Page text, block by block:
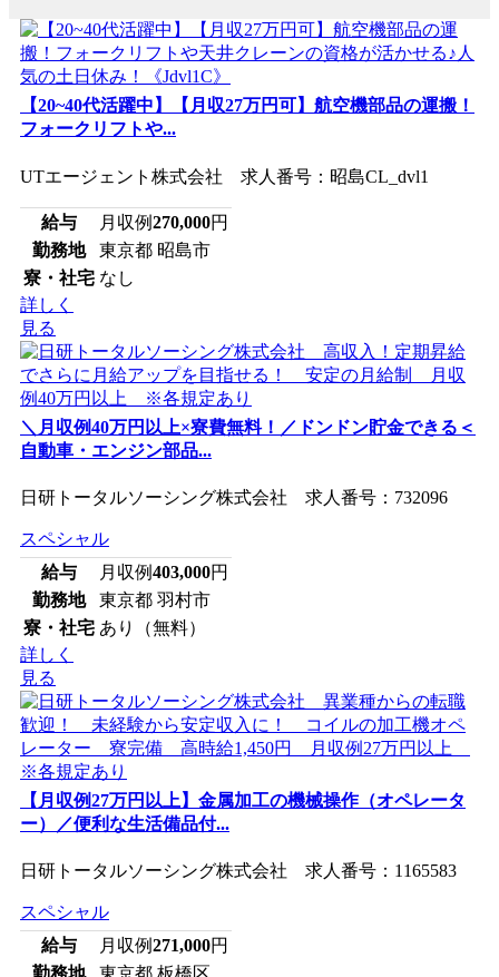
【20~40代活躍中】【月収27万円可】航空機部品の運搬！
フォークリフトや...
UTエージェント株式会社 求人番号：昭島CL_dvl1
給与 月収例270,000円
勤務地
東京都 昭島市
寮・社宅 なし
詳しく
見る
＼月収例40万円以上×寮費無料！／ドンドン貯金できる＜
自動車・エンジン部品...
日研トータルソーシング株式会社 求人番号：732096
スペシャル
給与
月収例403,000円
勤務地
東京都 羽村市
寮・社宅 あり（無料）
詳しく
見る
【月収例27万円以上】金属加工の機械操作（オペレータ
ー）／便利な生活備品付...
日研トータルソーシング株式会社 求人番号：1165583
スペシャル
給与
月収例271,000円